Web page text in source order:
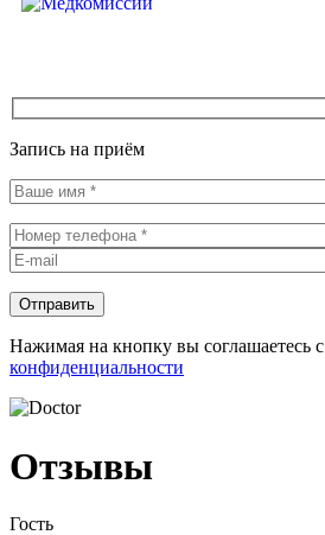
Запись на приём
Нажимая на кнопку вы соглашаетесь с
конфиденциальности
Отзывы
Гость